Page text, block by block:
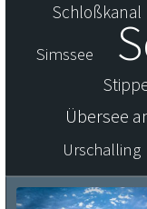
Schloßkanal
Simssee
Übersee
Urschalling